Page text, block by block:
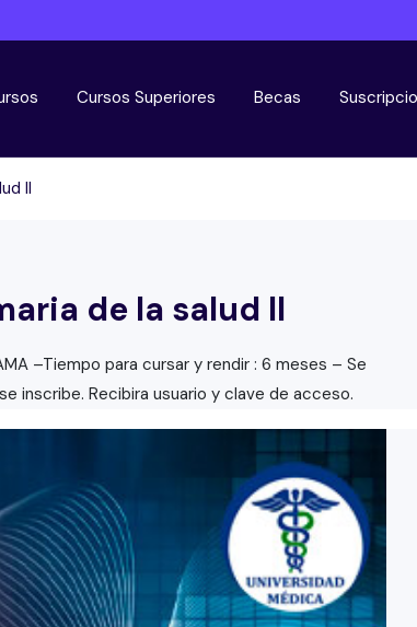
Cursos Superiores Becas
II
de la salud II
–Tiempo para cursar y rendir : 6 meses – Se
inscribe. Recibira usuario y clave de acceso.